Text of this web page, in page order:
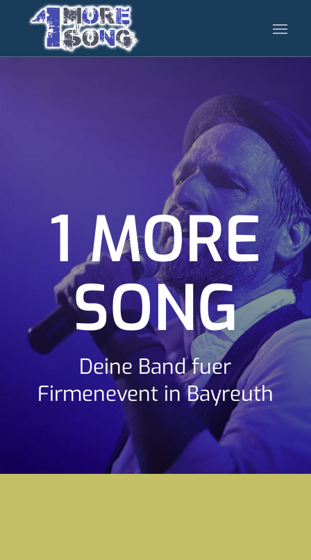
1 MORE
SONG
Deine Band fuer
Firmenevent in Bayreuth